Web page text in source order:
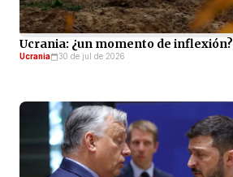
Ucrania: ¿un momento de inflexión?
Ucrania 30 de jul de 2026